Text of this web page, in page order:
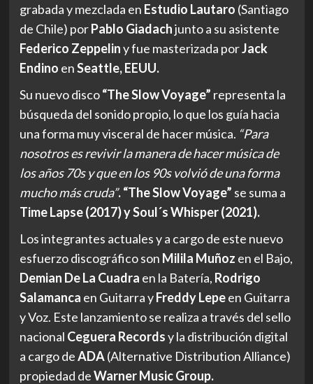
grabada y mezclada en Estudio Lautaro (Santiago
de Chile) porPablo Giadachjunto a su asistente
Federico Zeppeliny fue masterizada porJack
Endino enSeattle, EEUU.
Su nuevo disco“The Slow Voyage” representa la
búsqueda del sonido propio, lo que los guía hacia
una forma muy visceral de hacer música. “Para
nosotros es revivir la manera de hacer música de
los años 70s y que en los 90s volvió de una forma
mucho más cruda”. “The Slow Voyage” se suma a
Time Lapse (2017) y Soul´s Whisper (2021).
Los integrantes actuales y a cargo de este nuevo
esfuerzo discográfico son Milila Muñoz en el Bajo,
Demian De La Cuadra en la Batería, Rodrigo
Salamanca en Guitarra yFreddy Lepeen Guitarra
y Voz. Este lanzamiento se realiza a través del sello
nacional Ceguera Recordsy la distribución digital
a cargo deADA(Alternative Distribution Alliance)
propiedad deWarner Music Group.